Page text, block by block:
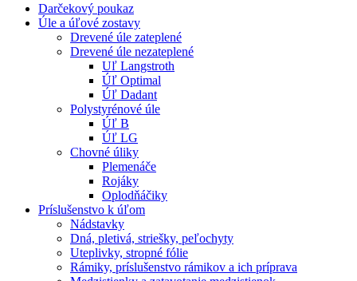
Darčekový poukaz
Úle a úľové zostavy
Drevené úle zateplené
Drevené úle nezateplené
Uľ Langstroth
Úľ Optimal
Úľ Dadant
Polystyrénové úle
Úľ B
Úľ LG
Chovné úliky
Plemenáče
Rojáky
Oplodňáčiky
Príslušenstvo k úľom
Nádstavky
Dná, pletivá, striešky, peľochyty
Uteplivky, stropné fólie
Rámiky, príslušenstvo rámikov a ich príprava